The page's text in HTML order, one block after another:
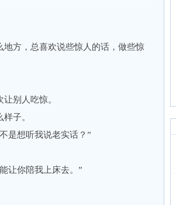
方，总喜欢说些惊人的话，做些惊
别人吃惊。
子。
是想听我说老实话？”
让你陪我上床去。”